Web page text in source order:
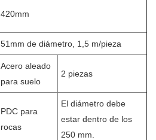
420mm
51mm de diámetro, 1,5 m/pieza
Acero aleado
para suelo
2 piezas
PDC para
rocas
El diámetro debe
estar dentro de los
250 mm.